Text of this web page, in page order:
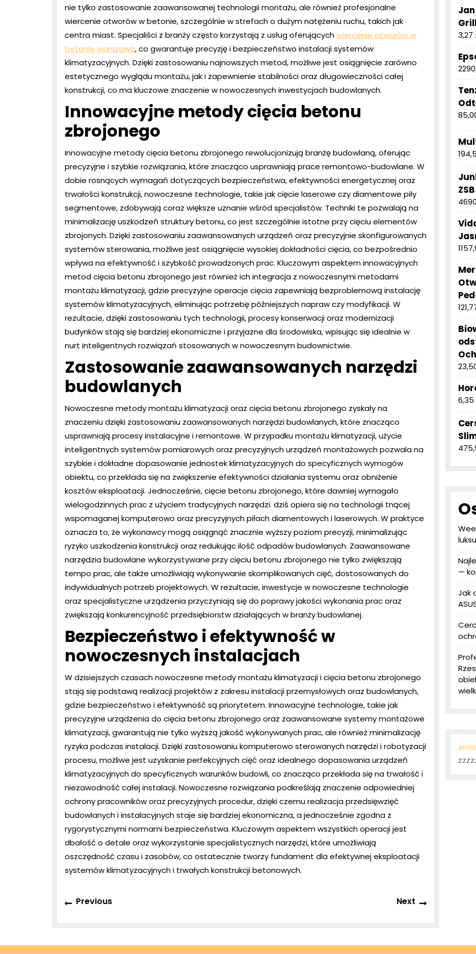
nie tylko zastosowanie zaawansowanej technologii montażu, ale również profesjonalne
wiercenie otworów w betonie, szczególnie w strefach o dużym natężeniu ruchu, takich jak
centra miast. Specjaliści z branży często korzystają z usług oferującychwiercenie otworów w
betonie warszawa, co gwarantuje precyzję i bezpieczeństwo instalacji systemów
klimatyzacyjnych. Dzięki zastosowaniu najnowszych metod, możliwe jest osiągnięcie zarówno
estetycznego wyglądu montażu, jak i zapewnienie stabilności oraz długowieczności całej
konstrukcji, co ma kluczowe znaczenie w nowoczesnych inwestycjach budowlanych.
Innowacyjne metody cięcia betonu
zbrojonego
Innowacyjne metody cięcia betonu zbrojonego rewolucjonizują branżę budowlaną, oferując
precyzyjne i szybkie rozwiązania, które znacząco usprawniają prace remontowo-budowlane. W
dobie rosnących wymagań dotyczących bezpieczeństwa, efektywności energetycznej oraz
trwałości konstrukcji, nowoczesne technologie, takie jak cięcie laserowe czy diamentowe piły
segmentowe, zdobywają coraz większe uznanie wśród specjalistów. Techniki te pozwalają na
minimalizację uszkodzeń struktury betonu, co jest szczególnie istotne przy cięciu elementów
zbrojonych. Dzięki zastosowaniu zaawansowanych urządzeń oraz precyzyjnie skonfigurowanych
systemów sterowania, możliwe jest osiągnięcie wysokiej dokładności cięcia, co bezpośrednio
wpływa na efektywność i szybkość prowadzonych prac. Kluczowym aspektem innowacyjnych
metod cięcia betonu zbrojonego jest również ich integracja z nowoczesnymi metodami
montażu klimatyzacji, gdzie precyzyjne operacje cięcia zapewniają bezproblemową instalację
systemów klimatyzacyjnych, eliminując potrzebę późniejszych napraw czy modyfikacji. W
rezultacie, dzięki zastosowaniu tych technologii, procesy konserwacji oraz modernizacji
budynków stają się bardziej ekonomiczne i przyjazne dla środowiska, wpisując się idealnie w
nurt inteligentnych rozwiązań stosowanych w nowoczesnym budownictwie.
Zastosowanie zaawansowanych narzędzi
budowlanych
Nowoczesne metody montażu klimatyzacji oraz cięcia betonu zbrojonego zyskały na
znaczeniu dzięki zastosowaniu zaawansowanych narzędzi budowlanych, które znacząco
usprawniają procesy instalacyjne i remontowe. W przypadku montażu klimatyzacji, użycie
inteligentnych systemów pomiarowych oraz precyzyjnych urządzeń montażowych pozwala na
szybkie i dokładne dopasowanie jednostek klimatyzacyjnych do specyficznych wymogów
obiektu, co przekłada się na zwiększenie efektywności działania systemu oraz obniżenie
kosztów eksploatacji. Jednocześnie, cięcie betonu zbrojonego, które dawniej wymagało
wielogodzinnych prac z użyciem tradycyjnych narzędzi. dziś opiera się na technologii tnącej
wspomaganej komputerowo oraz precyzyjnych piłach diamentowych i laserowych. W praktyce
oznacza to, że wykonawcy mogą osiągnąć znacznie wyższy poziom precyzji, minimalizując
ryzyko uszkodzenia konstrukcji oraz redukując ilość odpadów budowlanych. Zaawansowane
narzędzia budowlane wykorzystywane przy cięciu betonu zbrojonego nie tylko zwiększają
tempo prac, ale także umożliwiają wykonywanie skomplikowanych cięć, dostosowanych do
indywidualnych potrzeb projektowych. W rezultacie, inwestycje w nowoczesne technologie
oraz specjalistyczne urządzenia przyczyniają się do poprawy jakości wykonania prac oraz
zwiększają konkurencyjność przedsiębiorstw działających w branży budowlanej.
Bezpieczeństwo i efektywność w
nowoczesnych instalacjach
W dzisiejszych czasach nowoczesne metody montażu klimatyzacji i cięcia betonu zbrojonego
stają się podstawą realizacji projektów z zakresu instalacji przemysłowych oraz budowlanych,
gdzie bezpieczeństwo i efektywność są priorytetem. Innowacyjne technologie, takie jak
precyzyjne urządzenia do cięcia betonu zbrojonego oraz zaawansowane systemy montażowe
klimatyzacji, gwarantują nie tylko wyższą jakość wykonywanych prac, ale również minimalizację
ryzyka podczas instalacji. Dzięki zastosowaniu komputerowo sterowanych narzędzi i robotyzacji
procesu, możliwe jest uzyskanie perfekcyjnych cięć oraz idealnego dopasowania urządzeń
klimatyzacyjnych do specyficznych warunków budowli, co znacząco przekłada się na trwałość i
niezawodność całej instalacji. Nowoczesne rozwiązania podkreślają znaczenie odpowiedniej
ochrony pracowników oraz precyzyjnych procedur, dzięki czemu realizacja przedsięwzięć
budowlanych i instalacyjnych staje się bardziej ekonomiczna, a jednocześnie zgodna z
rygorystycznymi normami bezpieczeństwa. Kluczowym aspektem wszystkich operacji jest
dbałość o detale oraz wykorzystanie specjalistycznych narzędzi, które umożliwiają
oszczędność czasu i zasobów, co ostatecznie tworzy fundament dla efektywnej eksploatacji
systemów klimatyzacyjnych i trwałych konstrukcji betonowych.
Nawigacja
PreviousPrevious
Next
Next
3,27
6,35
—
Jak